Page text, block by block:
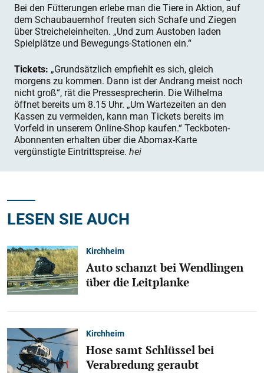
Bei den Fütterungen erlebe man die Tiere in Aktion, auf
dem Schaubauernhof freuten sich Schafe und Ziegen
über Streicheleinheiten. „Und zum Austoben laden
Spielplätze und Bewegungs-Stationen ein.“
Tickets: „Grundsätzlich empfiehlt es sich, gleich
morgens zu kommen. Dann ist der Andrang meist noch
nicht groß“, rät die Pressesprecherin. Die Wilhelma
öffnet bereits um 8.15 Uhr. „Um Wartezeiten an den
Kassen zu vermeiden, kann man Tickets bereits im
Vorfeld in unserem Online-Shop kaufen.“ Teckboten-
Abonnenten erhalten über die Abomax-Karte
vergünstigte Eintrittspreise. hei
LESEN SIE AUCH
Kirchheim
Auto schanzt bei Wendlingen
über die Leitplanke
Kirchheim
Hose samt Schlüssel bei
Verabredung geraubt